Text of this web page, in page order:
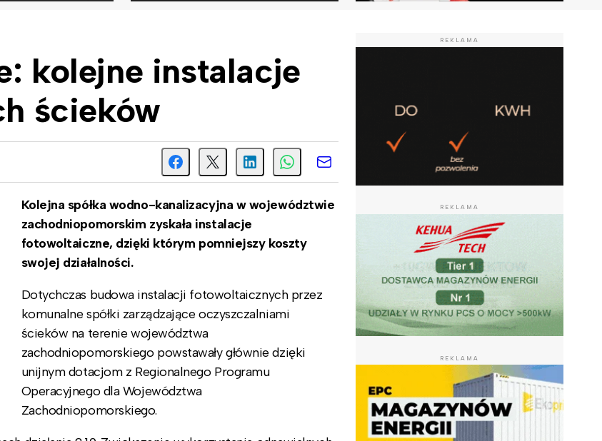
kolejne instalacje
ścieków
Kolejna spółka wodno-kanalizacyjna w województwie
zachodniopomorskim zyskała instalacje
fotowoltaiczne, dzięki którym pomniejszy koszty
swojej działalności.
Dotychczas budowa instalacji fotowoltaicznych przez
komunalne spółki zarządzające oczyszczalniami
ścieków na terenie województwa
zachodniopomorskiego powstawały głównie dzięki
unijnym dotacjom z Regionalnego Programu
Operacyjnego dla Województwa
Zachodniopomorskiego.
REKLAMA
REKLAMA
REKLAMA